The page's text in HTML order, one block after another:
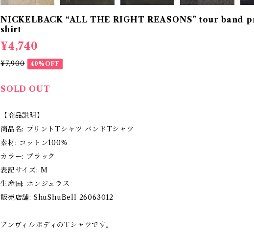
NICKELBACK “ALL THE RIGHT REASONS” tour band
shirt
¥4,740
¥7,900 40%OFF
SOLD OUT
【商品説明】
商品名: プリントTシャツ バンドTシャツ
素材: コットン100%
カラー: ブラック
表記サイズ: M
生産国: ホンジュラス
販売店舗: ShuShuBell 26063012
アンヴィルボディのTシャツです。